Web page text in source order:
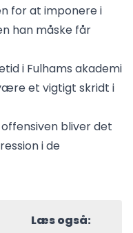
for at imponere i
han måske får
i Fulhams akademi
et vigtigt skridt i
bliver det
i de
Læs også: